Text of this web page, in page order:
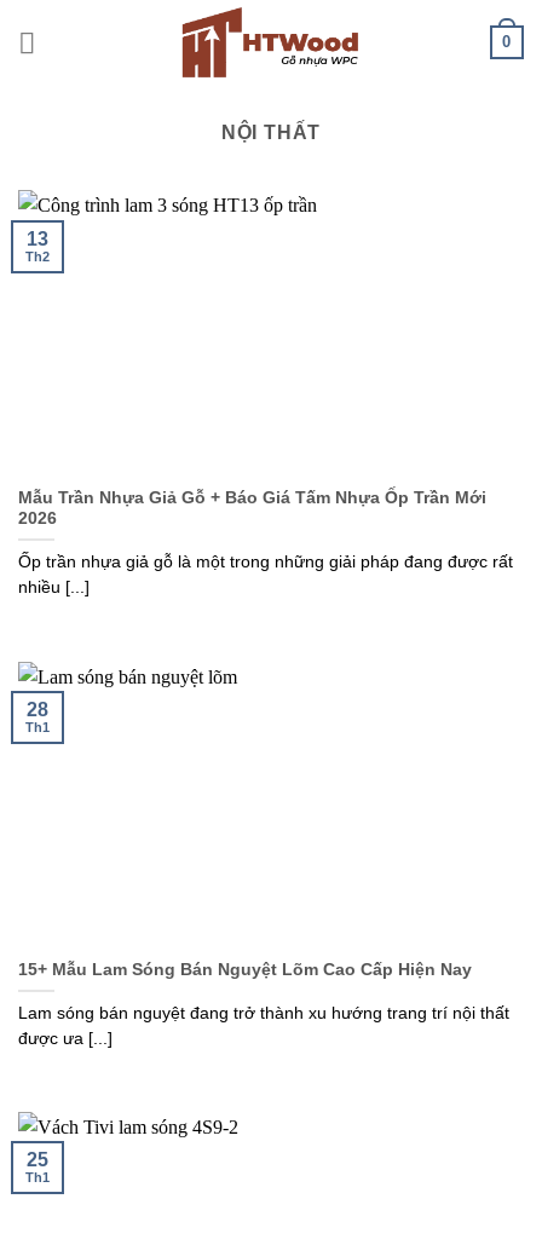
0
NỘI THẤT
Mẫu Trần Nhựa Giả Gỗ + Báo Giá Tấm Nhựa Ốp Trần Mới
2026
Ốp trần nhựa giả gỗ là một trong những giải pháp đang được rất
nhiều [...]
13
Th2
15+ Mẫu Lam Sóng Bán Nguyệt Lõm Cao Cấp Hiện Nay
Lam sóng bán nguyệt đang trở thành xu hướng trang trí nội thất
được ưa [...]
28
Th1
25
Th1